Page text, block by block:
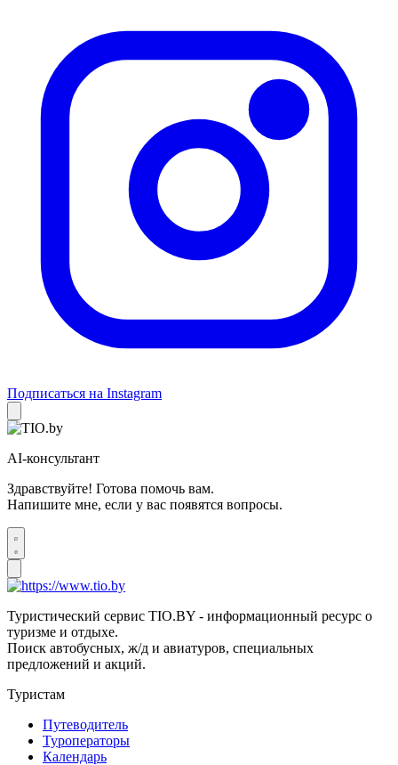
Подписаться на Instagram
AI-консультант
Здравствуйте! Готова помочь вам.
Напишите мне, если у вас появятся вопросы.
Туристический сервис TIO.BY - информационный ресурс о
туризме и отдыхе.
Поиск автобусных, ж/д и авиатуров, специальных
предложений и акций.
Туристам
Путеводитель
Туроператоры
Календарь